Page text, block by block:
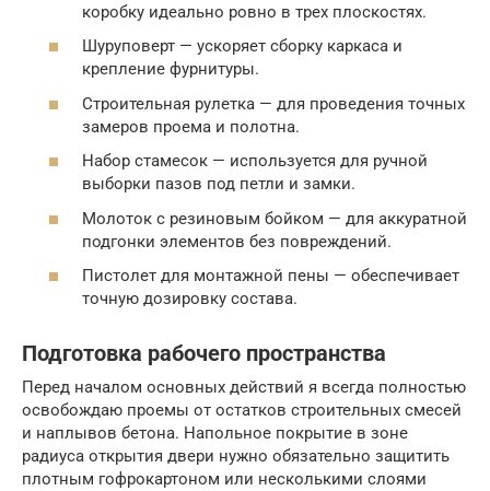
коробку идеально ровно в трех плоскостях.
Шуруповерт — ускоряет сборку каркаса и
крепление фурнитуры.
Строительная рулетка — для проведения точных
замеров проема и полотна.
Набор стамесок — используется для ручной
выборки пазов под петли и замки.
Молоток с резиновым бойком — для аккуратной
подгонки элементов без повреждений.
Пистолет для монтажной пены — обеспечивает
точную дозировку состава.
Подготовка рабочего пространства
Перед началом основных действий я всегда полностью
освобождаю проемы от остатков строительных смесей
и наплывов бетона. Напольное покрытие в зоне
радиуса открытия двери нужно обязательно защитить
плотным гофрокартоном или несколькими слоями